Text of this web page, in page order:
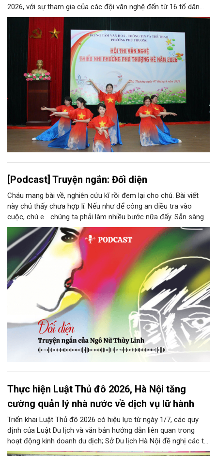
2026, với sự tham gia của các đội văn nghệ đến từ 16 tổ dân
phố trên địa bàn.
[Podcast] Truyện ngắn: Đối diện
Cháu mang bài về, nghiên cứu kĩ rồi đem lại cho chú. Bài viết
này chú thấy chưa hợp lí. Nếu như để công an điều tra vào
cuộc, chú e… chúng ta phải làm nhiều bước nữa đấy. Sẵn sàng
thì tiếp tục nhé! Chú Minh cầm tập bài viết đưa lại cho Thy. Cô
ngại ngùng đỡ lấy. Đây là lần thứ ba, loạt bài phóng sự của mình
bị Tổng biên tập kêu lên để trả lại...
Thực hiện Luật Thủ đô 2026, Hà Nội tăng
cường quản lý nhà nước về dịch vụ lữ hành
Triển khai Luật Thủ đô 2026 có hiệu lực từ ngày 1/7, các quy
định của Luật Du lịch và văn bản hướng dẫn liên quan trong
hoạt động kinh doanh du dịch; Sở Du lịch Hà Nội đề nghị các tổ
chức, đơn vị, doanh nghiệp kinh doanh dịch vụ lữ hành trên địa